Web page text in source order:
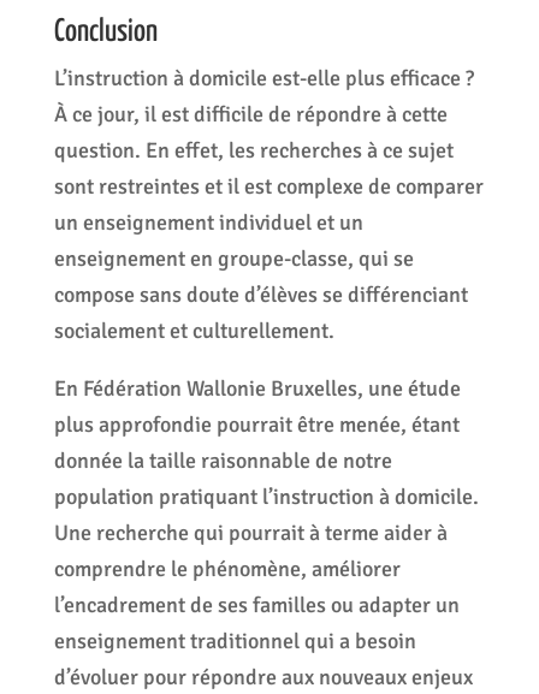
Conclusion
L’instruction à domicile est-elle plus efficace ?
À ce jour, il est difficile de répondre à cette
question. En effet, les recherches à ce sujet
sont restreintes et il est complexe de comparer
un enseignement individuel et un
enseignement en groupe-classe, qui se
compose sans doute d’élèves se différenciant
socialement et culturellement.
En Fédération Wallonie Bruxelles, une étude
plus approfondie pourrait être menée, étant
donnée la taille raisonnable de notre
population pratiquant l’instruction à domicile.
Une recherche qui pourrait à terme aider à
comprendre le phénomène, améliorer
l’encadrement de ses familles ou adapter un
enseignement traditionnel qui a besoin
d’évoluer pour répondre aux nouveaux enjeux